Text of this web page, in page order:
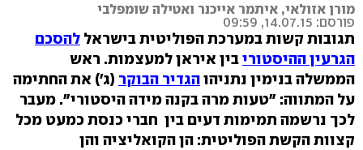
מורן אזולאי, איתמר אייכנר ואטילה שומפלבי
פורסם: 14.07.15, 09:59
תגובות קשות במערכת הפוליטית בישראל להסכם
הגרעין ההיסטוריבין איראן למעצמות. ראש
הממשלה בנימין נתניהוהגדיר הבוקר (ג') את החתימה
על המתווה: "טעות מרה בקנה מידה היסטורי". מעבר
לכך נרשמה תמימות דעים בין חברי כנסת כמעט מכל
קצוות הקשת הפוליטית: הן הקואליציה והן